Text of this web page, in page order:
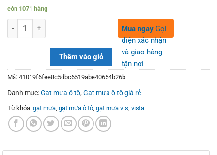
280,000₫.150,000₫.
còn 1071 hàng
Số lượng
Thêm vào giỏ
Mua ngay Gọi
điện xác nhận
và giao hàng
tận nơi
Mã: 41019f6fee8c5dbc6519abe40654b26b
Danh mục:Gạt mưa ô tô,Gạt mưa ô tô giá rẻ
Từ khóa: gạt mưa gạt mưa ô tô gạt mưa vts vista